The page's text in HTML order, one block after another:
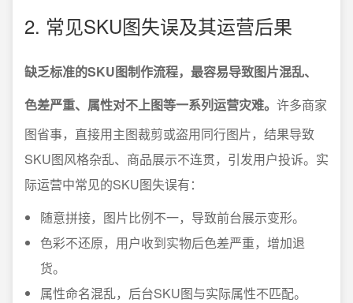
2. 常见SKU图失误及其运营后果
缺乏标准的SKU图制作流程，最容易导致图片混乱、
色差严重、属性对不上图等一系列运营灾难。 许多商家
图省事，直接用主图裁剪或盗用同行图片，结果导致
SKU图风格杂乱、商品展示不连贯，引发用户投诉。实
际运营中常见的SKU图失误有：
随意拼接，图片比例不一，导致前台展示变形。
色彩不还原，用户收到实物后色差严重，增加退
货。
属性命名混乱，后台SKU图与实际属性不匹配。